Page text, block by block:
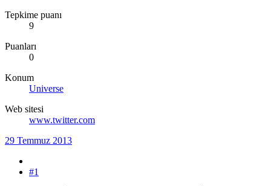
Tepkime puanı
9
Puanları
0
Konum
Universe
Web sitesi
www.twitter.com
29 Temmuz 2013
#1